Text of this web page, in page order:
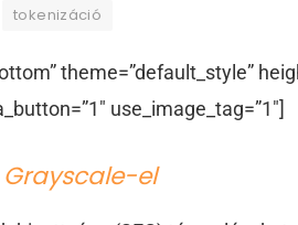
tokenizáció
theme=”default_style”
use_image_tag=”1″]
el